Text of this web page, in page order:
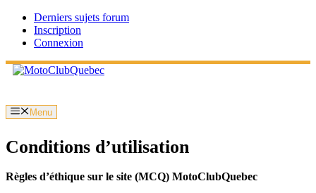
Aller
contenu
Derniers sujets forum
Inscription
Connexion
Menu
Conditions d’utilisation
Règles d’éthique sur le site (MCQ) MotoClubQuebec